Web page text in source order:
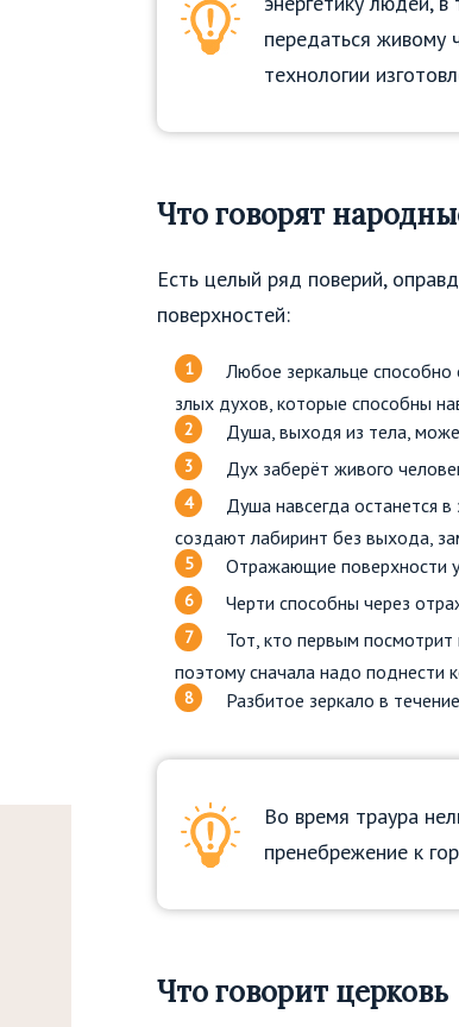
передаться живому
технологии
Что говорят
Есть целый ряд поверий,
поверхностей:
Любое зеркальце
злых духов, которые способны
Душа, выходя из тела,
Дух заберёт живого
Душа навсегда останется
создают лабиринт без выхода,
Отражающие поверхности
Черти способны через
Тот, кто первым посмотрит
поэтому сначала надо поднести
Разбитое зеркало в
Во время траура
пренебрежение к
Что говорит церковь